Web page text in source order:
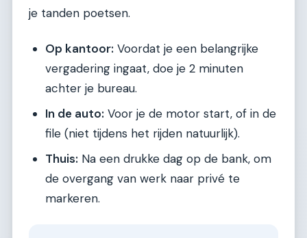
je tanden poetsen.
Op kantoor: Voordat je een belangrijke
vergadering ingaat, doe je 2 minuten
achter je bureau.
In de auto: Voor je de motor start, of in de
file (niet tijdens het rijden natuurlijk).
Thuis: Na een drukke dag op de bank, om
de overgang van werk naar privé te
markeren.